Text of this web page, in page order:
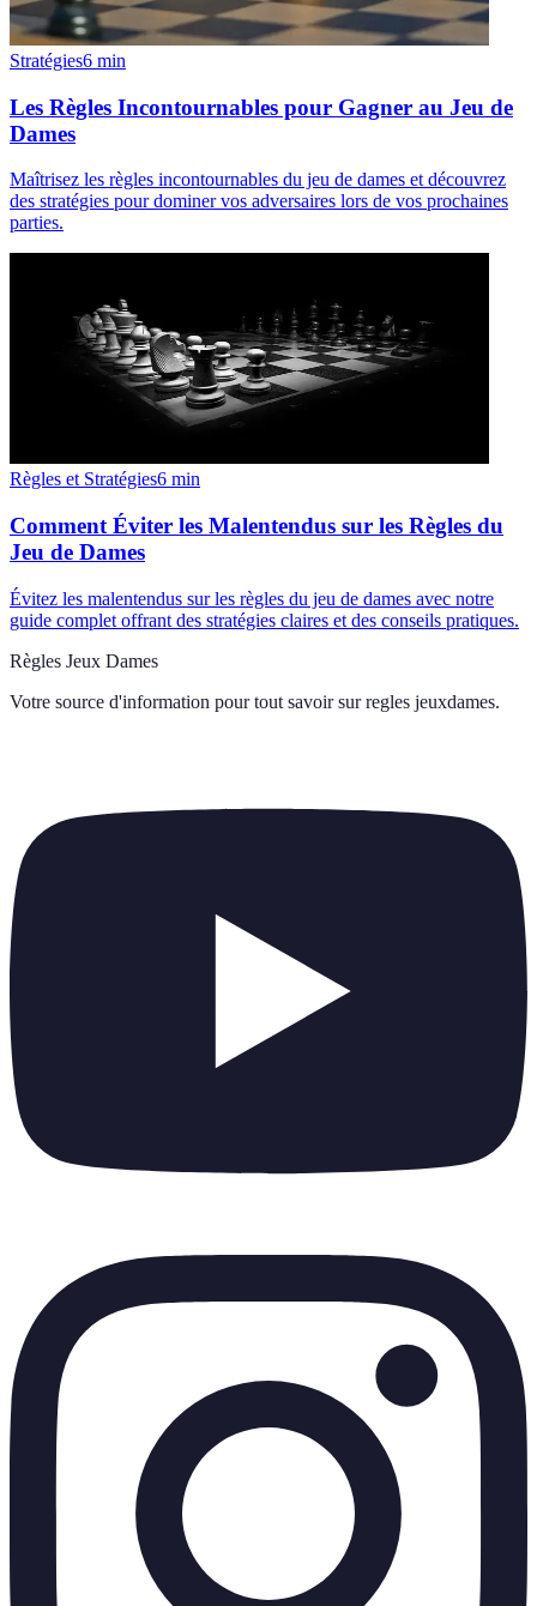
Stratégies6 min
Les Règles Incontournables pour Gagner au Jeu de
Dames
Maîtrisez les règles incontournables du jeu de dames et découvrez
des stratégies pour dominer vos adversaires lors de vos prochaines
parties.
Règles et Stratégies6 min
Comment Éviter les Malentendus sur les Règles du
Jeu de Dames
Évitez les malentendus sur les règles du jeu de dames avec notre
guide complet offrant des stratégies claires et des conseils pratiques.
Règles Jeux Dames
Votre source d'information pour tout savoir sur regles jeuxdames.